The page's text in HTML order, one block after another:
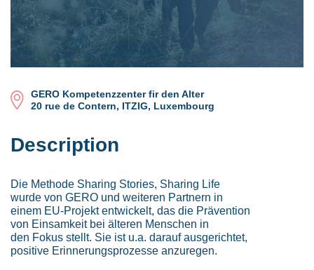
GERO Kompetenzzenter fir den Alter
20 rue de Contern, ITZIG, Luxembourg
Description
Die Methode Sharing Stories, Sharing Life
wurde von GERO und weiteren Partnern in
einem EU-Projekt entwickelt, das die Prävention
von Einsamkeit bei älteren Menschen in
den Fokus stellt. Sie ist u.a. darauf ausgerichtet,
positive Erinnerungsprozesse anzuregen.